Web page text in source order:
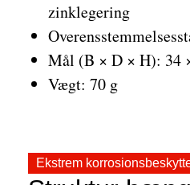
zinklegering
Mål (B × D × H): 34
Vægt: 70 g
Ekstrem